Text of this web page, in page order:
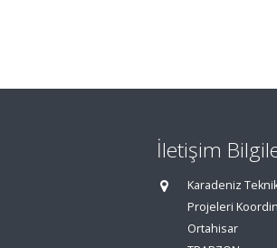
İletişim
Karadeniz
Projeleri
Ortahisar